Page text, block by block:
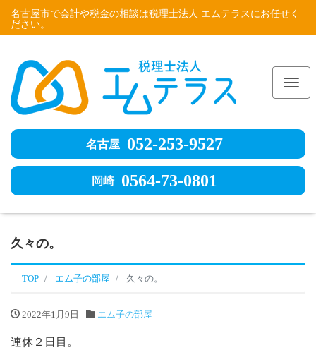
名古屋市で会計や税金の相談は税理士法人 エムテラスにお任せく
ださい。
名古屋 052-253-9527
岡崎 0564-73-0801
久々の。
TOP エム子の部屋 久々の。
2022年1月9日 エム子の部屋
連休２日目。